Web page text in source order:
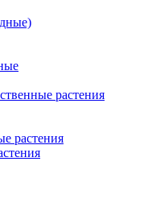
растения
растения